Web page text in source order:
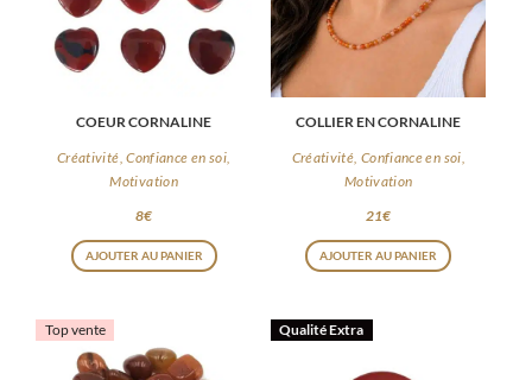
COEUR CORNALINE
Créativité, Confiance en soi,
Motivation
8€
AJOUTER AU PANIER
COLLIER EN CORNALINE
Créativité, Confiance en soi,
Motivation
21€
AJOUTER AU PANIER
Top vente Qualité Extra